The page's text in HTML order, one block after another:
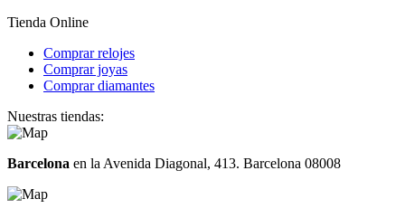
Tienda Online
Comprar relojes
Comprar joyas
Comprar diamantes
Nuestras tiendas:
Barcelona en la Avenida Diagonal, 413. Barcelona 08008